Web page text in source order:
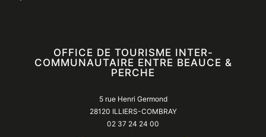
OFFICE DE TOURISME INTER-
COMMUNAUTAIRE ENTRE BEAUCE &
PERCHE
5 rue Henri Germond
28120 ILLIERS-COMBRAY
02 37 24 24 00